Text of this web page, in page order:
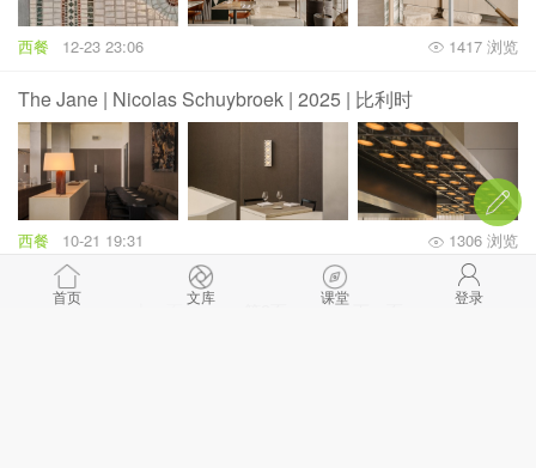
西餐 12-23 23:06 1417 浏览
The Jane | Nicolas Schuybroek | 2025 | 比利时
西餐 10-21 19:31 1306 浏览
首页 文库 课堂 登录